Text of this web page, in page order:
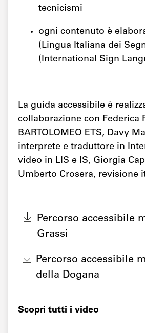
tecnicismi
ogni contenuto è
(Lingua Italiana dei
(International Sign
La guida accessibile è
collaborazione con Federica
BARTOLOMEO ETS, Davy
interprete e traduttore in
video in LIS e IS, Giorgia
Umberto Crosera, revisione
Percorso accessibile
Grassi
Percorso accessibile
della Dogana
Scopri tutti i video